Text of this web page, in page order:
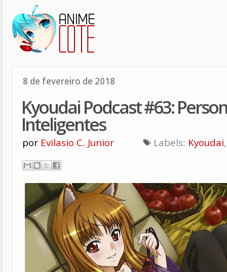
8 de fevereiro de 2018
Kyoudai Podcast #63:
Inteligentes
por Evilasio C. Junior Labels: Kyoudai